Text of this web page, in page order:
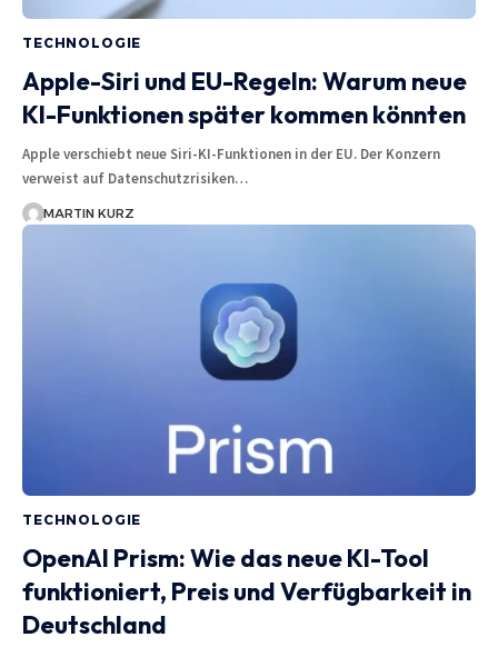
TECHNOLOGIE
Apple-Siri und EU-Regeln: Warum neue
KI-Funktionen später kommen könnten
Apple verschiebt neue Siri-KI-Funktionen in der EU. Der Konzern
verweist auf Datenschutzrisiken…
MARTIN KURZ
TECHNOLOGIE
OpenAI Prism: Wie das neue KI-Tool
funktioniert, Preis und Verfügbarkeit in
Deutschland